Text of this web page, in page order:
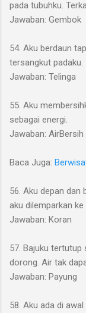
pada tubuhku.
Jawaban: Gembok
54. Aku berdaun
tersangkut padaku.
Jawaban: Telinga
55. Aku
sebagai energi.
Jawaban: AirBersih
Baca Juga:
56. Aku depan dan
aku dilemparkan ke
Jawaban: Koran
57. Bajuku tertutup
dorong. Air tak
Jawaban: Payung
58. Aku ada di